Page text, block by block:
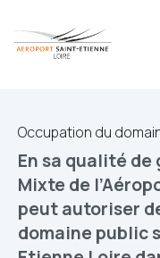
Occupation du
En sa qualité
Mixte de
peut autoriser
domaine public